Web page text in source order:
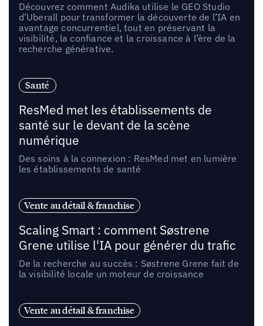
Découvrez comment Audika utilise le GEO Studio
d’Uberall pour transformer la découverte de l’IA en
avantage concurrentiel, tout en préservant la
visibilité, la confiance et la croissance à l’ère de la
recherche générative.
Santé
ResMed met les établissements de
santé sur le devant de la scène
numérique
Des soins à la connexion : ResMed met en lumière
les établissements de santé
Vente au détail & franchise
Scaling Smart : comment Søstrene
Grene utilise l'IA pour générer du trafic
De la recherche au succès : Søstrene Grene fait de
la visibilité locale un moteur de croissance
Vente au détail & franchise